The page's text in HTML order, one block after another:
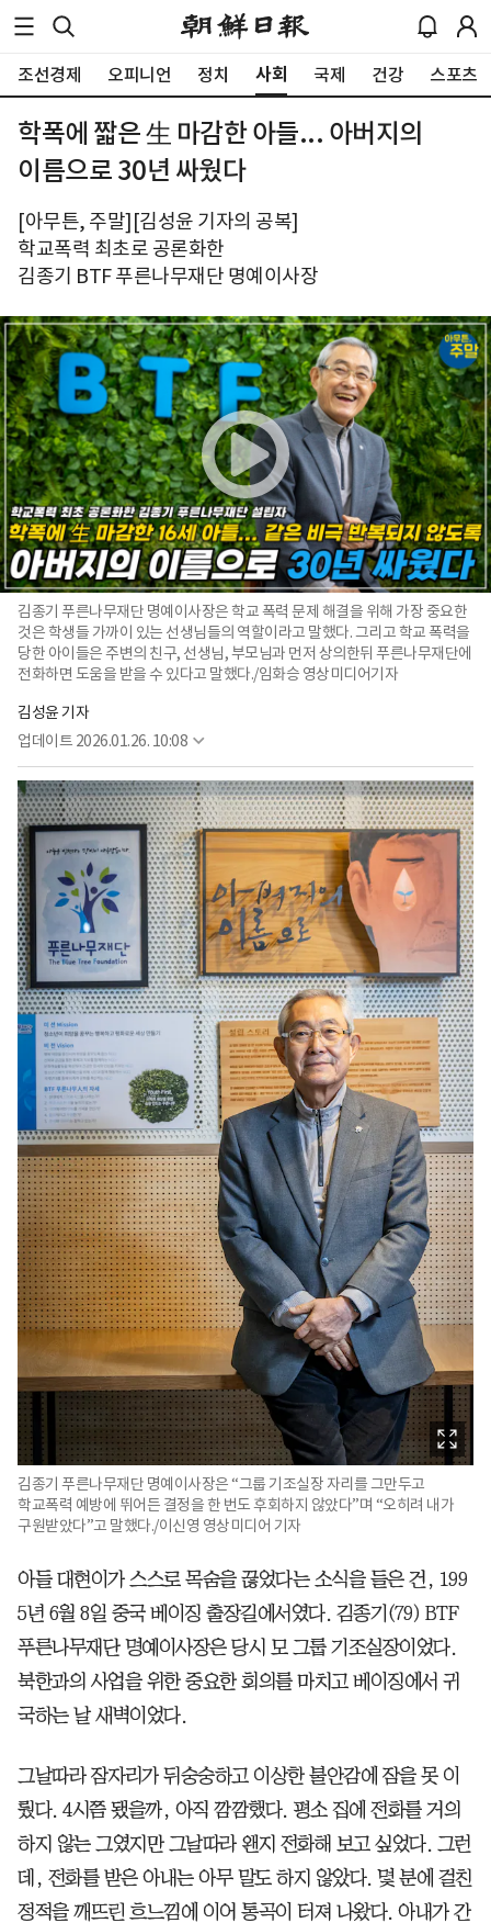
조선경제 오피니언 정치 사회 국제 건강 스포츠
학폭에 짧은 生 마감한 아들... 아버지의
이름으로 30년 싸웠다
[아무튼, 주말][김성윤 기자의 공복]
학교폭력 최초로 공론화한
김종기 BTF 푸른나무재단 명예이사장
김종기 푸른나무재단 명예이사장은 학교 폭력 문제 해결을 위해 가장 중요한
것은 학생들 가까이 있는 선생님들의 역할이라고 말했다. 그리고 학교 폭력을
당한 아이들은 주변의 친구, 선생님, 부모님과 먼저 상의한뒤 푸른나무재단에
전화하면 도움을 받을 수 있다고 말했다./임화승 영상미디어기자
김성윤 기자
업데이트 2026.01.26. 10:08
김종기 푸른나무재단 명예이사장은 “그룹 기조실장 자리를 그만두고
학교폭력 예방에 뛰어든 결정을 한 번도 후회하지 않았다”며 “오히려 내가
구원받았다”고 말했다./이신영 영상미디어 기자
아들 대현이가 스스로 목숨을 끊었다는 소식을 들은 건, 199
5년 6월 8일 중국 베이징 출장길에서였다. 김종기(79) BTF
푸른나무재단 명예이사장은 당시 모 그룹 기조실장이었다.
북한과의 사업을 위한 중요한 회의를 마치고 베이징에서 귀
국하는 날 새벽이었다.
그날따라 잠자리가 뒤숭숭하고 이상한 불안감에 잠을 못 이
뤘다. 4시쯤 됐을까, 아직 깜깜했다. 평소 집에 전화를 거의
하지 않는 그였지만 그날따라 왠지 전화해 보고 싶었다. 그런
데, 전화를 받은 아내는 아무 말도 하지 않았다. 몇 분에 걸친
정적을 깨뜨린 흐느낌에 이어 통곡이 터져 나왔다. 아내가 간